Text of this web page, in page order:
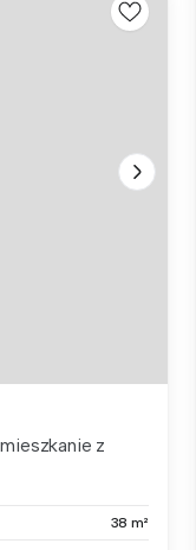
z
38 m²